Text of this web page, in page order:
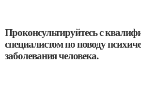
Проконсультируйтесь с
специалистом по поводу
заболевания человека.